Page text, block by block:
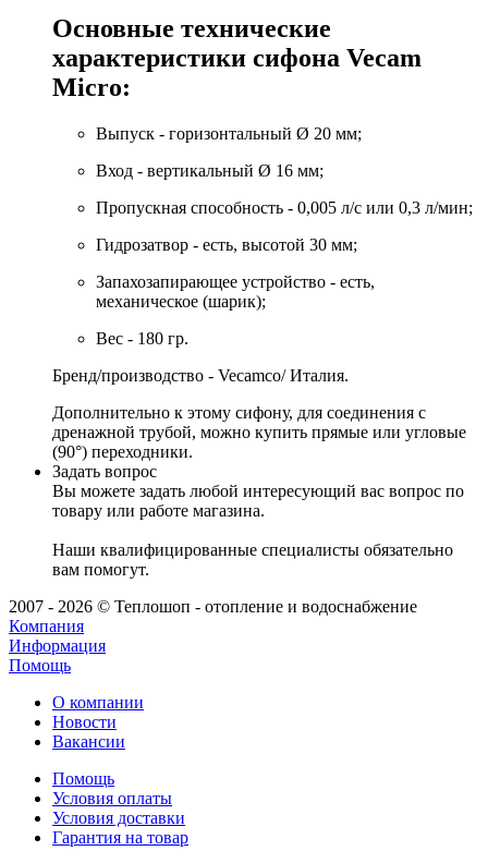
Основные технические
характеристики сифона Vecam
Micro:
Выпуск - горизонтальный Ø 20 мм;
Вход - вертикальный Ø 16 мм;
Пропускная способность - 0,005 л/с или 0,3 л/мин;
Гидрозатвор - есть, высотой 30 мм;
Запахозапирающее устройство - есть,
механическое (шарик);
Вес - 180 гр.
Бренд/производство - Vecamco/ Италия.
Дополнительно к этому сифону, для соединения с
дренажной трубой, можно купить прямые или угловые
(90°) переходники.
Задать вопрос
Вы можете задать любой интересующий вас вопрос по
товару или работе магазина.
Наши квалифицированные специалисты обязательно
вам помогут.
2007 - 2026 © Теплошоп - отопление и водоснабжение
Компания
Информация
Помощь
О компании
Новости
Вакансии
Помощь
Условия оплаты
Условия доставки
Гарантия на товар